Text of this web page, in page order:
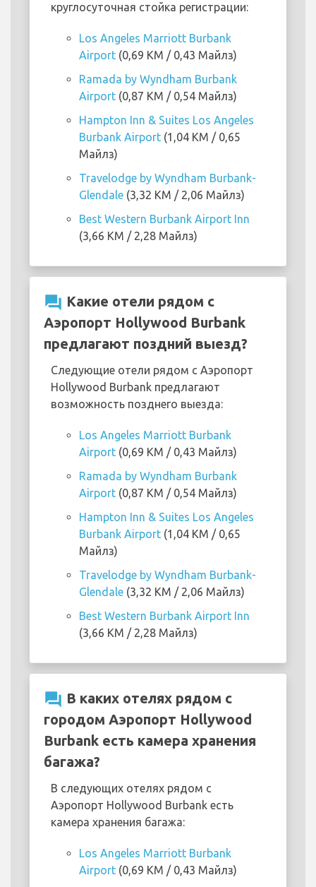
круглосуточная стойка регистрации:
Los Angeles Marriott Burbank
Airport (0,69 KM / 0,43 Майлз)
Ramada by Wyndham Burbank
Airport (0,87 KM / 0,54 Майлз)
Hampton Inn & Suites Los Angeles
Burbank Airport (1,04 KM / 0,65
Майлз)
Travelodge by Wyndham Burbank-
Glendale (3,32 KM / 2,06 Майлз)
Best Western Burbank Airport Inn
(3,66 KM / 2,28 Майлз)
question_answer Какие отели рядом с
Аэропорт Hollywood Burbank
предлагают поздний выезд?
Следующие отели рядом с Аэропорт
Hollywood Burbank предлагают
возможность позднего выезда:
Los Angeles Marriott Burbank
Airport (0,69 KM / 0,43 Майлз)
Ramada by Wyndham Burbank
Airport (0,87 KM / 0,54 Майлз)
Hampton Inn & Suites Los Angeles
Burbank Airport (1,04 KM / 0,65
Майлз)
Travelodge by Wyndham Burbank-
Glendale (3,32 KM / 2,06 Майлз)
Best Western Burbank Airport Inn
(3,66 KM / 2,28 Майлз)
question_answer В каких отелях рядом с
городом Аэропорт Hollywood
Burbank есть камера хранения
багажа?
В следующих отелях рядом с
Аэропорт Hollywood Burbank есть
камера хранения багажа:
Los Angeles Marriott Burbank
Airport (0,69 KM / 0,43 Майлз)